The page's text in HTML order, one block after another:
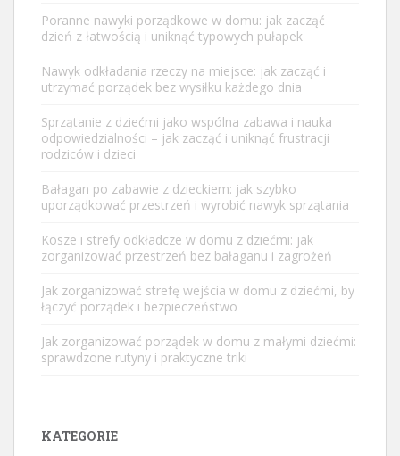
Poranne nawyki porządkowe w domu: jak zacząć
dzień z łatwością i uniknąć typowych pułapek
Nawyk odkładania rzeczy na miejsce: jak zacząć i
utrzymać porządek bez wysiłku każdego dnia
Sprzątanie z dziećmi jako wspólna zabawa i nauka
odpowiedzialności – jak zacząć i uniknąć frustracji
rodziców i dzieci
Bałagan po zabawie z dzieckiem: jak szybko
uporządkować przestrzeń i wyrobić nawyk sprzątania
Kosze i strefy odkładcze w domu z dziećmi: jak
zorganizować przestrzeń bez bałaganu i zagrożeń
Jak zorganizować strefę wejścia w domu z dziećmi, by
łączyć porządek i bezpieczeństwo
Jak zorganizować porządek w domu z małymi dziećmi:
sprawdzone rutyny i praktyczne triki
KATEGORIE